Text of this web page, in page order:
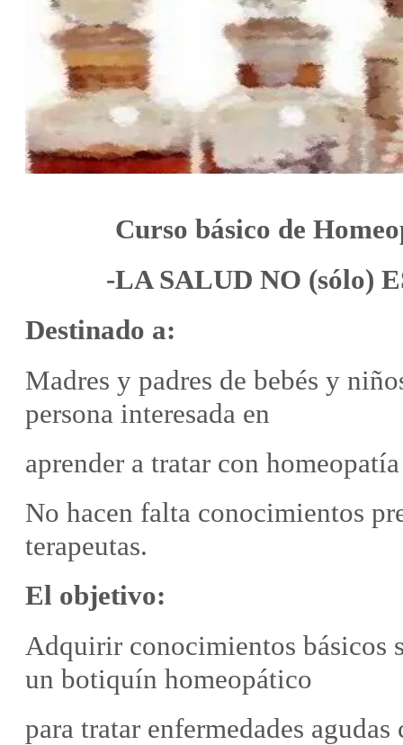
Curso básico de
-LA SALUD NO (sólo)
Destinado a:
Madres y padres de bebés y
persona interesada en
aprender a tratar con
No hacen falta conocimientos
terapeutas.
El objetivo:
Adquirir conocimientos básicos
un botiquín homeopático
para tratar enfermedades